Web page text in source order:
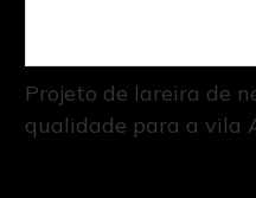
Projeto de lareira de
qualidade para a vila